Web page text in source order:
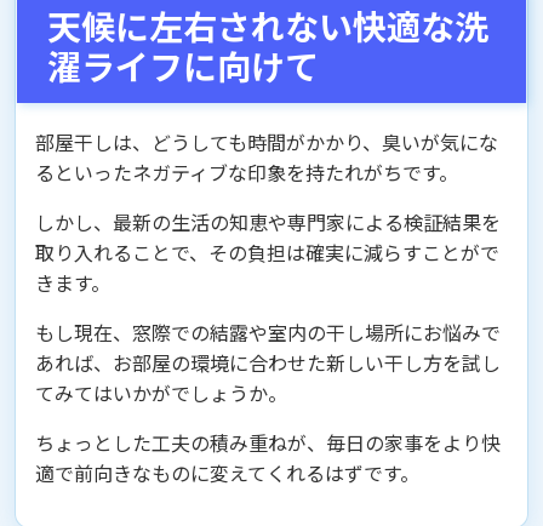
天候に左右されない快適な洗
濯ライフに向けて
部屋干しは、どうしても時間がかかり、臭いが気にな
るといったネガティブな印象を持たれがちです。
しかし、最新の生活の知恵や専門家による検証結果を
取り入れることで、その負担は確実に減らすことがで
きます。
もし現在、窓際での結露や室内の干し場所にお悩みで
あれば、お部屋の環境に合わせた新しい干し方を試し
てみてはいかがでしょうか。
ちょっとした工夫の積み重ねが、毎日の家事をより快
適で前向きなものに変えてくれるはずです。